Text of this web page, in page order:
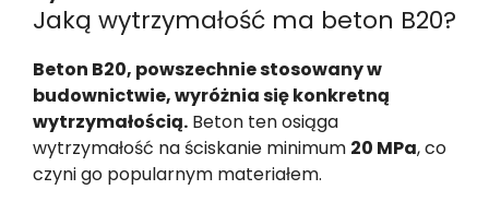
Jaką wytrzymałość ma beton B20?
Beton B20, powszechnie stosowany w
budownictwie, wyróżnia się konkretną
wytrzymałością. Beton ten osiąga
wytrzymałość na ściskanie minimum 20 MPa, co
czyni go popularnym materiałem.